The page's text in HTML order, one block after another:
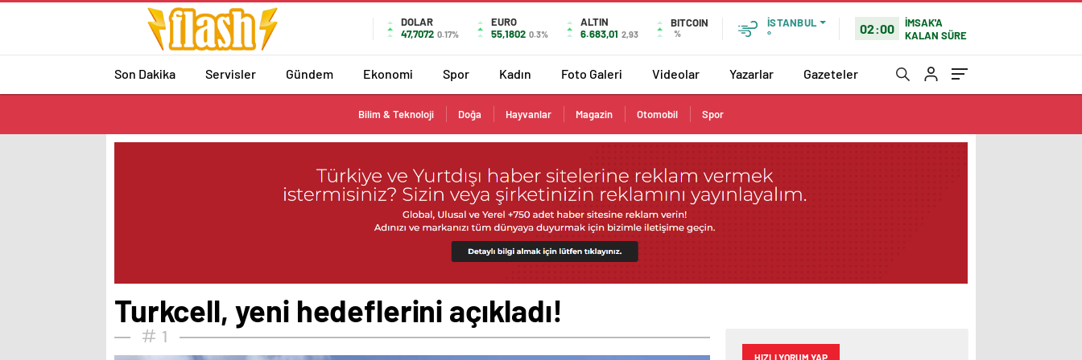
DOLAR
47,7072 0.17%
EURO
55,1802 0.3%
ALTIN
6.683,01 2,93
BITCOIN
%
İSTANBUL
°
02:00
İMSAK'A
KALAN SÜRE
Son Dakika Servisler Gündem Ekonomi Spor Kadın Foto Galeri Videolar Yazarlar Gazeteler
Bilim & Teknoloji Doğa Hayvanlar Magazin Otomobil Spor
Turkcell, yeni hedeflerini açıkladı!
1